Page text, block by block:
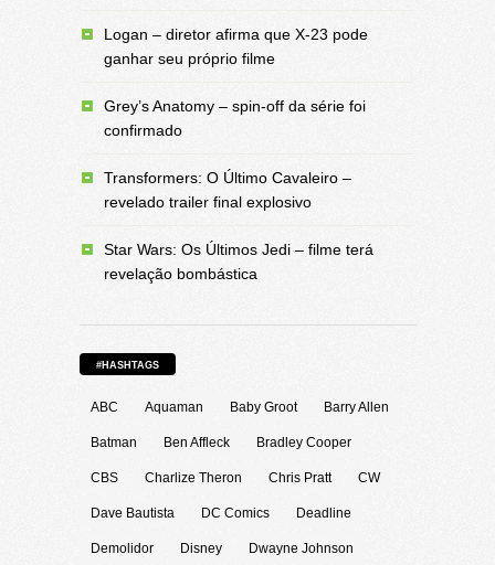
Logan – diretor afirma que X-23 pode
ganhar seu próprio filme
Grey’s Anatomy – spin-off da série foi
confirmado
Transformers: O Último Cavaleiro –
revelado trailer final explosivo
Star Wars: Os Últimos Jedi – filme terá
revelação bombástica
#HASHTAGS
ABC Aquaman Baby Groot Barry Allen
Batman Ben Affleck Bradley Cooper
CBS Charlize Theron Chris Pratt CW
Dave Bautista DC Comics Deadline
Demolidor Disney Dwayne Johnson